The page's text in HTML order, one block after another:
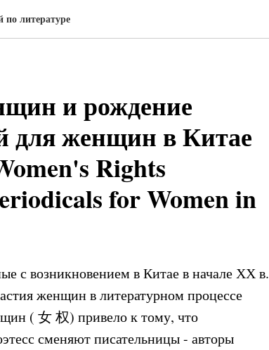
по литературе
и рождение
для женщин в Китае
Rights
for Women in
с возникновением в Китае в начале ХХ в.
женщин в литературном процессе
( 女 权) привело к тому, что
сменяют писательницы - авторы